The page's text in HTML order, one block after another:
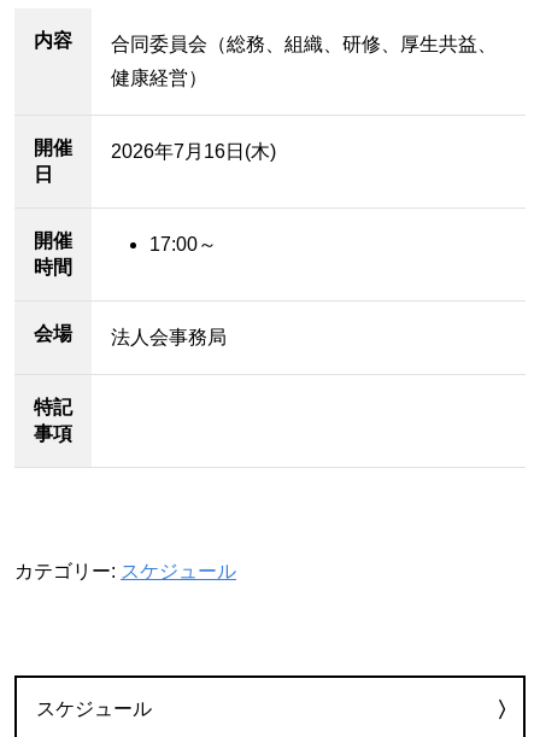
内容
合同委員会（総務、組織、研修、厚生共益、
健康経営）
開催
日
2026年7月16日(木)
開催
時間
17:00～
会場 法人会事務局
特記
事項
カテゴリー: スケジュール
スケジュール